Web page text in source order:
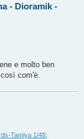
- Dioramik -
e molto ben
com'è.
Tamiya 1/48;